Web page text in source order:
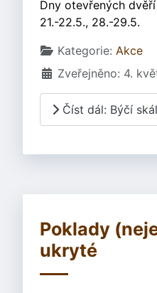
Dny otevřených dvěří
21.-22.5., 28.-29.5.
Základní údaje
Kategorie: Akce
Zveřejněno: 4.
Číst dál: Býčí
Poklady
ukryté